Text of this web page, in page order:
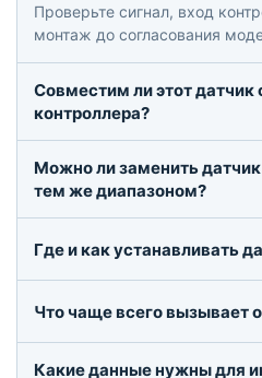
Проверьте сигнал, вход
монтаж до согласования
Совместим ли этот датчик
контроллера?
Можно ли заменить
тем же диапазоном?
Где и как устанавливать
Что чаще всего вызывает
Какие данные нужны для